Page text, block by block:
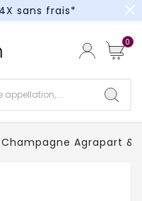
sans frais*
sans frais*
close
0
Champagne Agrapart &